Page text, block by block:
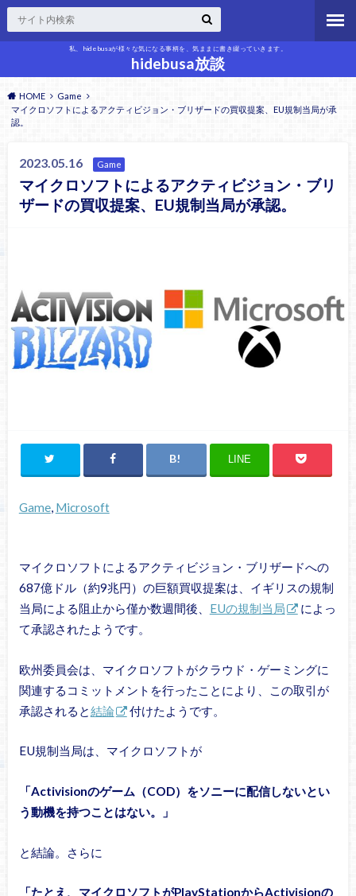
私、hidebusaが様々な気になる事柄を、気ままに書き綴っていきます。
hidebusa放談
HOME
Game
マイクロソフトによるアクティビジョン・ブリザードの買収提案、EU規制当局が承
認。
2023.05.16 Game
マイクロソフトによるアクティビジョン・ブリ
ザードの買収提案、EU規制当局が承認。
LINE
Game, Microsoft
マイクロソフトによるアクティビジョン・ブリザードへの
687億ドル（約9兆円）の巨額買収提案は、イギリスの規制
当局による阻止から僅か数週間後、 EUの規制当局
によっ
て承認されたようです。
欧州委員会は、マイクロソフトがクラウド・ゲーミングに
関連するコミットメントを行ったことにより、この取引が
承認されると結論 付けたようです。
EU規制当局は、マイクロソフトが
「Activisionのゲーム（COD）をソニーに配信しないとい
う動機を持つことはない。」
と結論。さらに
「たとえ、マイクロソフトがPlayStationからActivisionの